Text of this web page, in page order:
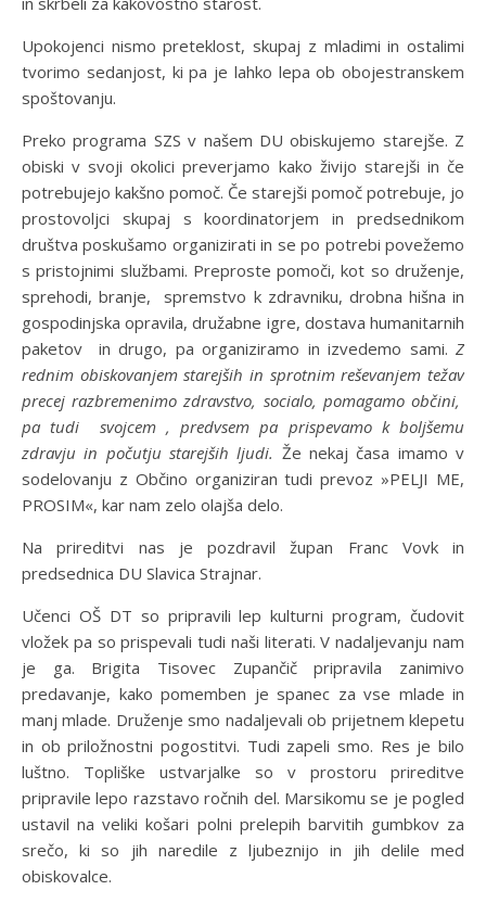
Upokojenci nismo preteklost, skupaj z mladimi in ostalimi
tvorimo sedanjost, ki pa je lahko lepa ob obojestranskem
spoštovanju.
Preko programa SZS v našem DU obiskujemo starejše. Z
obiski v svoji okolici preverjamo kako živijo starejši in če
potrebujejo kakšno pomoč. Če starejši pomoč potrebuje, jo
prostovoljci skupaj s koordinatorjem in predsednikom
društva poskušamo organizirati in se po potrebi povežemo
s pristojnimi službami. Preproste pomoči, kot so druženje,
sprehodi, branje, spremstvo k zdravniku, drobna hišna in
gospodinjska opravila, družabne igre, dostava humanitarnih
paketov in drugo, pa organiziramo in izvedemo sami. Z
rednim obiskovanjem starejših in sprotnim reševanjem težav
precej razbremenimo zdravstvo, socialo, pomagamo občini,
pa tudi svojcem , predvsem pa prispevamo k boljšemu
zdravju in počutju starejših ljudi. Že nekaj časa imamo v
sodelovanju z Občino organiziran tudi prevoz »PELJI ME,
PROSIM«, kar nam zelo olajša delo.
Na prireditvi nas je pozdravil župan Franc Vovk in
predsednica DU Slavica Strajnar.
Učenci OŠ DT so pripravili lep kulturni program, čudovit
vložek pa so prispevali tudi naši literati. V nadaljevanju nam
je ga. Brigita Tisovec Zupančič pripravila zanimivo
predavanje, kako pomemben je spanec za vse mlade in
manj mlade. Druženje smo nadaljevali ob prijetnem klepetu
in ob priložnostni pogostitvi. Tudi zapeli smo. Res je bilo
luštno. Topliške ustvarjalke so v prostoru prireditve
pripravile lepo razstavo ročnih del. Marsikomu se je pogled
ustavil na veliki košari polni prelepih barvitih gumbkov za
srečo, ki so jih naredile z ljubeznijo in jih delile med
obiskovalce.